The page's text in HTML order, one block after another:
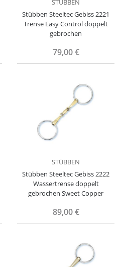
Stübben Steeltec Gebiss 2221
Trense Easy Control doppelt
gebrochen
79,00 €
STÜBBEN
Stübben Steeltec Gebiss 2222
Wassertrense doppelt
gebrochen Sweet Copper
89,00 €